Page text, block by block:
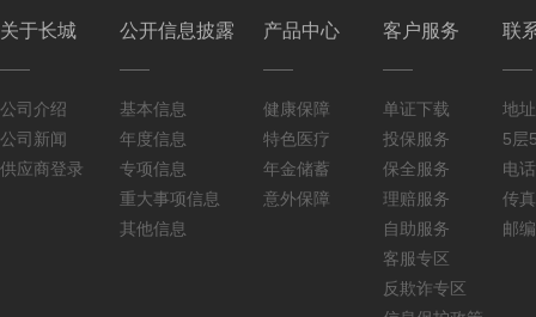
关于长城
公司介绍
公司新闻
供应商登录
公开信息披露
基本信息
年度信息
专项信息
重大事项信息
其他信息
产品中心
健康保障
特色医疗
年金储蓄
意外保障
客户服务
单证下载
投保服务
保全服务
理赔服务
自助服务
客服专区
反欺诈专区
联
地
5层
电
传
邮